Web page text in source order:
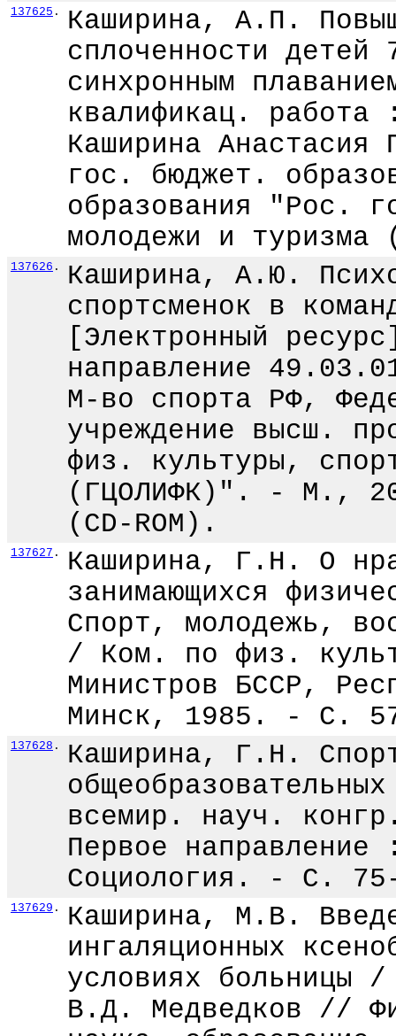
137625 .
Каширина, А.П.
сплоченности
синхронным
квалификац.
Каширина
гос. бюджет.
образования "Рос.
молодежи и
137626 .
Каширина, А.Ю.
спортсменок в
[Электронный
направление
М-во спорта РФ,
учреждение высш.
физ. культуры,
(ГЦОЛИФК)". - М.,
(CD-ROM).
137627 .
Каширина, Г.Н. О
занимающихся
Спорт, молодежь,
/ Ком. по физ.
Министров БССР,
Минск, 1985. - С.
137628 .
Каширина, Г.Н.
всемир. науч.
Первое
Социология. - С.
137629 .
Каширина, М.В.
ингаляционных
условиях
В.Д. Медведков //